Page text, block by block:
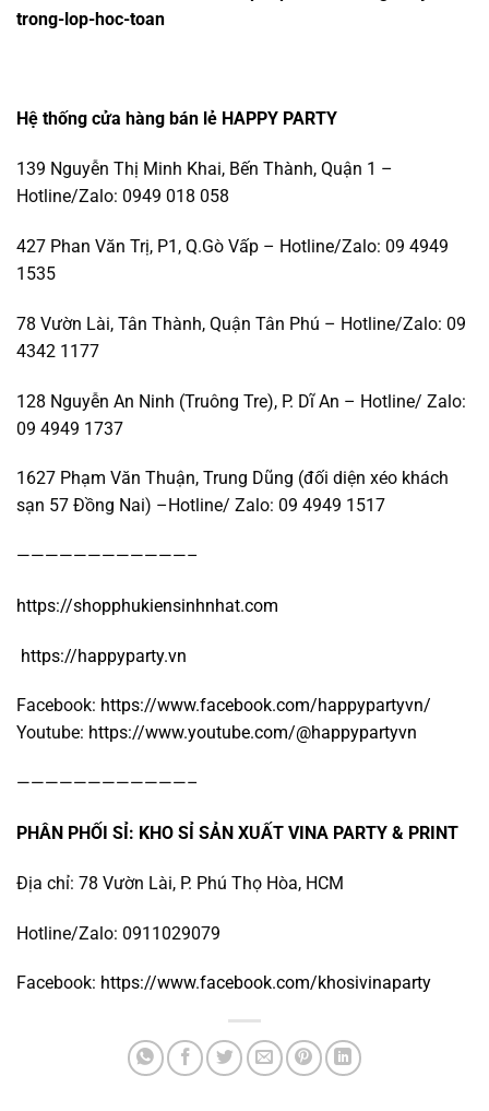
trong-lop-hoc-toan
Hệ thống cửa hàng bán lẻ HAPPY PARTY
139 Nguyễn Thị Minh Khai, Bến Thành, Quận 1 –
Hotline/Zalo: 0949 018 058
427 Phan Văn Trị, P1, Q.Gò Vấp – Hotline/Zalo: 09 4949
1535
78 Vườn Lài, Tân Thành, Quận Tân Phú – Hotline/Zalo: 09
4342 1177
128 Nguyễn An Ninh (Truông Tre), P. Dĩ An – Hotline/ Zalo:
09 4949 1737
1627 Phạm Văn Thuận, Trung Dũng (đối diện xéo khách
sạn 57 Đồng Nai) –Hotline/ Zalo: 09 4949 1517
————————————–
https://shopphukiensinhnhat.com
https://happyparty.vn
Facebook: https://www.facebook.com/happypartyvn/
Youtube: https://www.youtube.com/@happypartyvn
————————————–
PHÂN PHỐI SỈ: KHO SỈ SẢN XUẤT VINA PARTY & PRINT
Địa chỉ: 78 Vườn Lài, P. Phú Thọ Hòa, HCM
Hotline/Zalo: 0911029079
Facebook: https://www.facebook.com/khosivinaparty